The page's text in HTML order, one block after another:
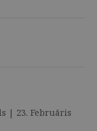
| 23. Februāris